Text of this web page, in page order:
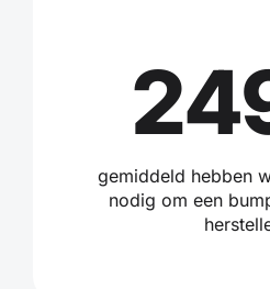
gemiddeld hebben
nodig om een